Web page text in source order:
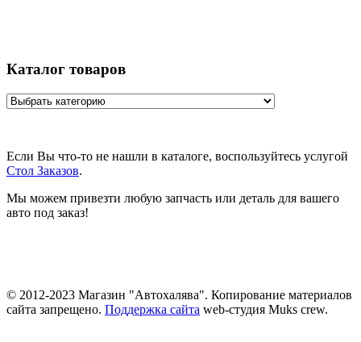
Каталог товаров
Если Вы что-то не нашли в каталоге, воспользуйтесь услугой
Стол Заказов.
Мы можем привезти любую запчасть или деталь для вашего
авто под заказ!
© 2012-2023 Магазин "Автохалява". Копирование материалов
сайта запрещено. Поддержка сайта web-студия Muks crew.